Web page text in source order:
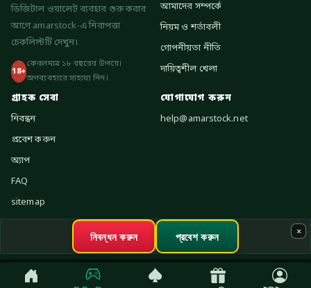
ডিজিটাল ওয়ালেট ব্যবহার শুরু করার
আগে amarstock-এ নিরাপত্তা
চেকলিস্টটি দেখুন।
18+
কেবলমাত্র ১৮ বছরের উপরে।
অপব্যবহারে সাহায্য নিন।
আমাদের সম্পর্কে
নিয়ম ও শর্তাবলী
গোপনীয়তা নীতি
দায়িত্বশীল খেলা
গ্রাহক সেবা
নিবন্ধন
প্রবেশ করুন
অ্যাপ
FAQ
sitemap
যোগাযোগ করুন
help@amarstock.net
Copyright © 2026 amarstock. All rights reserved.
×
নিবন্ধন করুন প্রবেশ করুন